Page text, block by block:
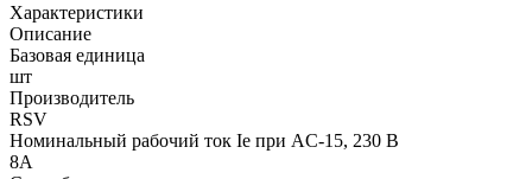
Характеристики
Описание
Базовая единица
шт
Производитель
RSV
Номинальный рабочий ток Ie при AC-15, 230 В
8А